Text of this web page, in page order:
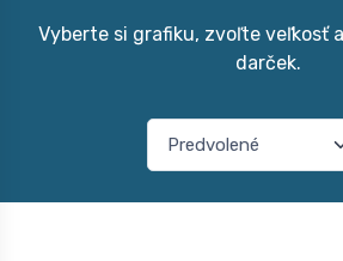
Vyberte si grafiku, zvoľte veľkosť
darček.